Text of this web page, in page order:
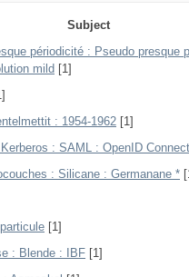
Subject
périodicité : Pseudo presque
mild [1]
: 1954-1962 [1]
: SAML : OpenID
: Silicane : Germanane *
[1]
: Blende : IBF [1]